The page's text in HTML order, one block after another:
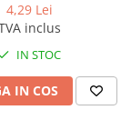
4,29 Lei
inclus
IN STOC
IN COS